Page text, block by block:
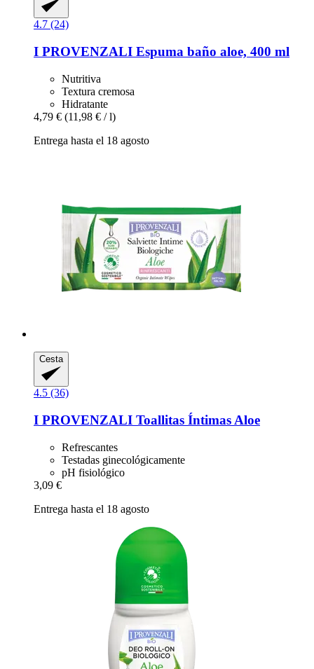
4.7 (24)
I PROVENZALI Espuma baño aloe, 400 ml
Nutritiva
Textura cremosa
Hidratante
4,79 € (11,98 € / l)
Entrega hasta el 18 agosto
Cesta
4.5 (36)
I PROVENZALI Toallitas Íntimas Aloe
Refrescantes
Testadas ginecológicamente
pH fisiológico
3,09 €
Entrega hasta el 18 agosto